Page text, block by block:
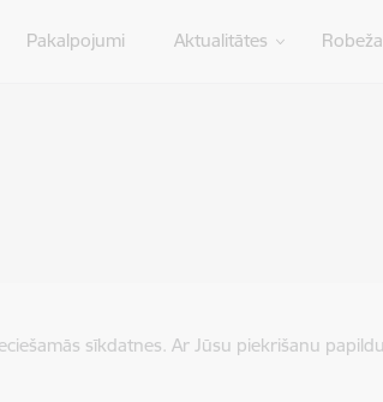
Pakalpojumi Aktualitātes
sīkdatnes. Ar Jūsu piekrišanu